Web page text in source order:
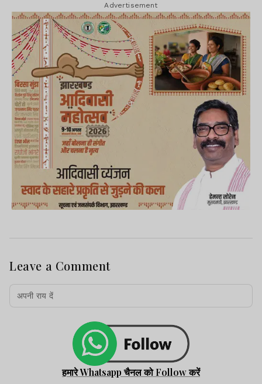
Advertisement
Leave a Comment
हमारे Whatsapp चैनल को Follow करें